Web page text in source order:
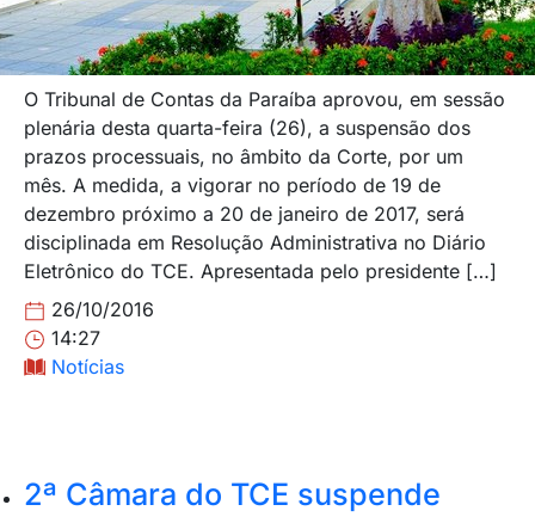
O Tribunal de Contas da Paraíba aprovou, em sessão
plenária desta quarta-feira (26), a suspensão dos
prazos processuais, no âmbito da Corte, por um
mês. A medida, a vigorar no período de 19 de
dezembro próximo a 20 de janeiro de 2017, será
disciplinada em Resolução Administrativa no Diário
Eletrônico do TCE. Apresentada pelo presidente […]
26/10/2016
14:27
Notícias
2ª Câmara do TCE suspende